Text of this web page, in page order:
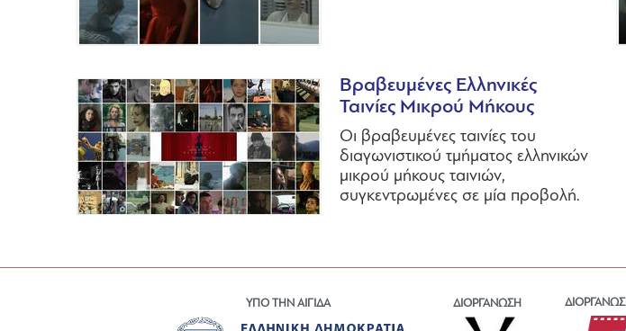
Βραβευμένες Ελληνικές
Ταινίες Μικρού Μήκους
Οι βραβευμένες ταινίες του
διαγωνιστικού τμήματος ελληνικών
μικρού μήκους ταινιών,
συγκεντρωμένες σε μία προβολή.
ΥΠΟ ΤΗΝ ΑΙΓΙΔΑ ΔΙΟΡΓΑΝΩΣΗ